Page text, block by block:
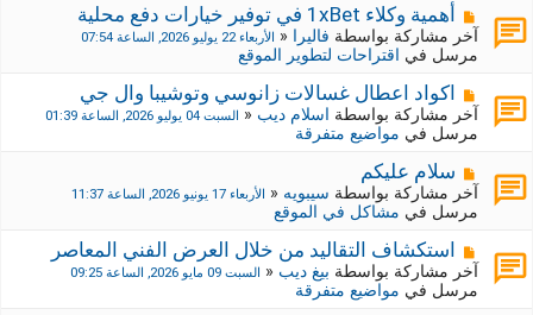
م
ش
ر
ك
ة
ج
د
د
ة
أهمية وكلاء 1xBet في توفير خيارات دفع محلية
آخر مشاركة بواسطة فاليرا « الأربعاء 22 يوليو 2026, الساعة 07:54
مرسل في اقتراحات لتطوير الموقع
م
ش
ر
ك
ة
ج
د
د
ة
اكواد اعطال غسالات زانوسي وتوشيبا وال جي
آخر مشاركة بواسطة اسلام ديب« السبت 04 يوليو 2026, الساعة 01:39
مرسل في مواضيع متفرقة
م
ش
ر
ك
ة
ج
د
سلام عليكم
آخر مشاركة بواسطة سيبويه« الأربعاء 17 يونيو 2026, الساعة 11:37
مرسل في مشاكل في الموقع
م
ش
ر
استكشاف التقاليد من خلال العرض الفني المعاصر
آخر مشاركة بواسطة بيغ ديب« السبت 09 مايو 2026, الساعة 09:25
مرسل في مواضيع متفرقة